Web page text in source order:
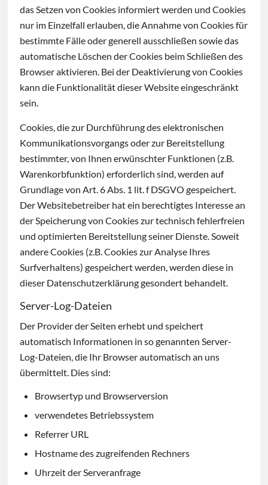
das Setzen von Cookies informiert werden und Cookies
nur im Einzelfall erlauben, die Annahme von Cookies für
bestimmte Fälle oder generell ausschließen sowie das
automatische Löschen der Cookies beim Schließen des
Browser aktivieren. Bei der Deaktivierung von Cookies
kann die Funktionalität dieser Website eingeschränkt
sein.
Cookies, die zur Durchführung des elektronischen
Kommunikationsvorgangs oder zur Bereitstellung
bestimmter, von Ihnen erwünschter Funktionen (z.B.
Warenkorbfunktion) erforderlich sind, werden auf
Grundlage von Art. 6 Abs. 1 lit. f DSGVO gespeichert.
Der Websitebetreiber hat ein berechtigtes Interesse an
der Speicherung von Cookies zur technisch fehlerfreien
und optimierten Bereitstellung seiner Dienste. Soweit
andere Cookies (z.B. Cookies zur Analyse Ihres
Surfverhaltens) gespeichert werden, werden diese in
dieser Datenschutzerklärung gesondert behandelt.
Server-Log-Dateien
Der Provider der Seiten erhebt und speichert
automatisch Informationen in so genannten Server-
Log-Dateien, die Ihr Browser automatisch an uns
übermittelt. Dies sind:
Browsertyp und Browserversion
verwendetes Betriebssystem
Referrer URL
Hostname des zugreifenden Rechners
Uhrzeit der Serveranfrage